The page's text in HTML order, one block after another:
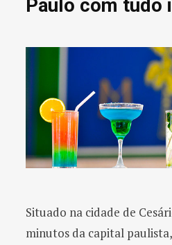
Paulo com tudo
Situado na cidade de
minutos da capital